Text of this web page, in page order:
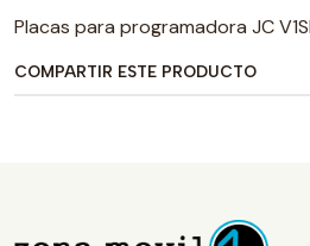
Placas para programadora JC
COMPARTIR ESTE PRODUCTO